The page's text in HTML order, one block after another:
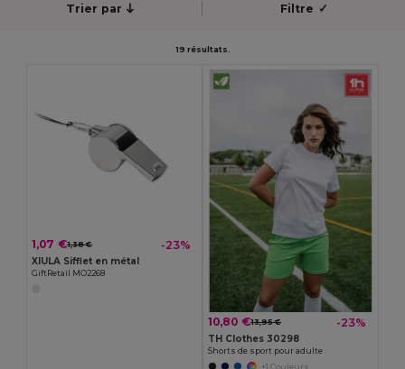
Trier par Filtre ✓
19 résultats.
1,07 €1,38 € -23%
XIULA Sifflet en métal
GiftRetail MO2268
10,80 €13,95 € -23%
TH Clothes 30298
Shorts de sport pour adulte